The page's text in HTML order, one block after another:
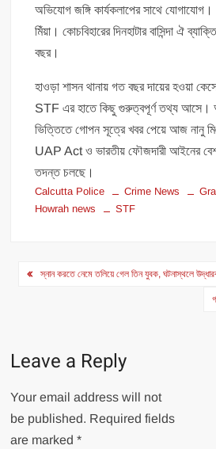
অভিযোগ জঙ্গি কার্যকলাপের সাথে
মিঁয়া। কোচবিহারের দিনহাটার বাসিন্দা ঐ
বছর।
হাওড়া শাসন থানায় গত বছর দায়ের হওয়া
STF এর হাতে কিছু গুরুত্বপূর্ণ তথ্য আসে।
ভিত্তিতে গোপন সূত্রে খবর পেয়ে আজ নানু
UAP Act ও ভারতীয় ফৌজদারী আইনের বেশ
তদন্ত চলছে।
Calcutta Police Crime News
Howrah news
STF
Post
স্নান করতে নেমে তলিয়ে গেল তিন যুবক, ঘটনাস্থলে
Leave a Reply
Your email address will not
be published. Required fields
are marked*